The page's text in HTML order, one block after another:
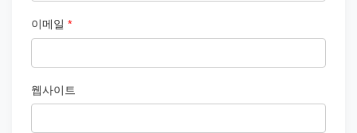
이메일 *
웹사이트